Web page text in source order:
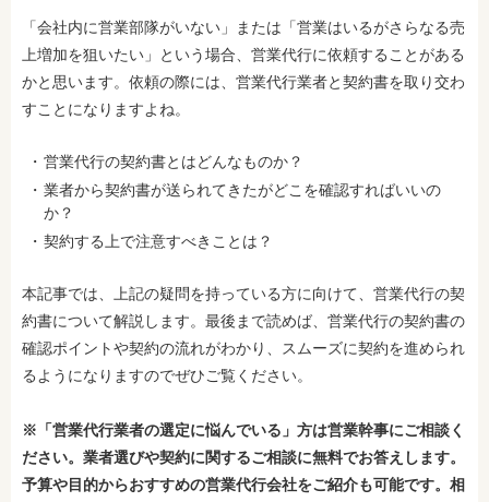
「会社内に営業部隊がいない」または「営業はいるがさらなる売
上増加を狙いたい」という場合、営業代行に依頼することがある
かと思います。依頼の際には、営業代行業者と契約書を取り交わ
すことになりますよね。
営業代行の契約書とはどんなものか？
業者から契約書が送られてきたがどこを確認すればいいの
か？
契約する上で注意すべきことは？
本記事では、上記の疑問を持っている方に向けて、営業代行の契
約書について解説します。最後まで読めば、営業代行の契約書の
確認ポイントや契約の流れがわかり、スムーズに契約を進められ
るようになりますのでぜひご覧ください。
※「営業代行業者の選定に悩んでいる」方は営業幹事にご相談く
ださい。業者選びや契約に関するご相談に無料でお答えします。
予算や目的からおすすめの営業代行会社をご紹介も可能です。相